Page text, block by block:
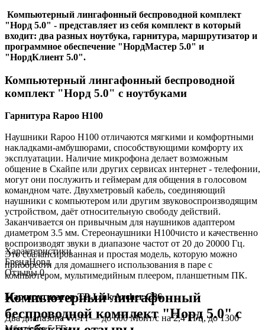
Компьютерный лингафонный беспроводной комплект
"Норд 5.0" - представляет из себя комплект в который
входит: два разных ноутбука, гарнитура, маршрутизатор и
программное обеспечение "НордМастер 5.0" и
"НордКлиент 5.0".
Компьютерный лингафонный беспроводной
комплект "Норд 5.0" с ноутбуками
Гарнитура Rapoo H100
Наушники Rapoo H100 отличаются мягкими и комфортными
накладками-амбушюрами, способствующими комфорту их
эксплуатации. Наличие микрофона делает возможным
общение в Скайпе или других сервисах интернет - телефонии,
могут они послужить и геймерам для общения в голосовом
командном чате. Двухметровый кабель, соединяющий
наушники с компьютером или другим звуковоспроизводящим
устройством, даёт относительную свободу действий.
Заканчивается он привычным для наушников адаптером
диаметром 3.5 мм. Стереонаушники H100чисто и качественно
воспроизводят звуки в диапазоне частот от 20 до 20000 Гц.
Это сбалансированная и простая модель, которую можно
приобрести для домашнего использования в паре с
компьютером, мультимедийным плеером, планшетным ПК.
Маршрутизатор TP-Link Archer C86
Два диапазона Wi-Fi — до 600 Мбит/с на 2,4 ГГц, до 1300
Характеристики
БрендНорд
Отзывы0
Компьютерный лингафонный
беспроводной комплект "Норд 5.0" с